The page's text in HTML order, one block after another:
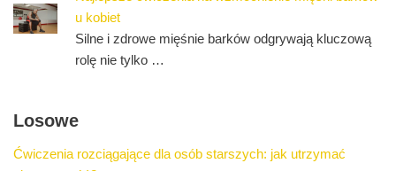
u kobiet
Silne i zdrowe mięśnie barków odgrywają kluczową
rolę nie tylko …
Losowe
Ćwiczenia rozciągające dla osób starszych: jak utrzymać